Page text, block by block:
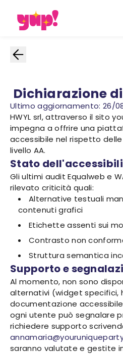
Dichiarazione
Ultimo aggiornamento: 26/
HWYL srl, attraverso il sito
impegna a offrire una
accessibile nel rispetto delle
livello AA.
Stato
Gli ultimi audit Equalweb e
rilevato criticità quali:
Alternative testuali
contenuti grafici
Etichette assenti sui
Contrasto non
Struttura semantica
Supporto e
Al momento, non sono
alternativi (widget specifici,
documentazione
ogni utente può segnalare
richiedere supporto
saranno valutate e gestite